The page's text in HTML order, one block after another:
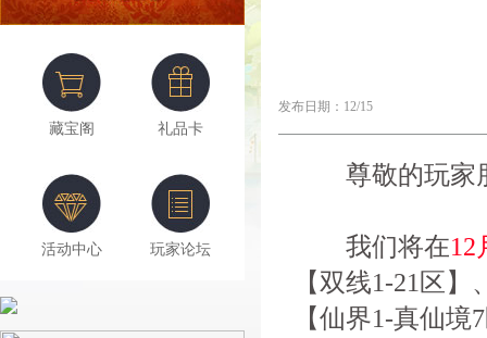
藏宝阁 礼品卡
活动中心 玩家论坛
发布日期：12/15
尊敬的玩家
我们将在12
【双线1-21区
【仙界1-真仙